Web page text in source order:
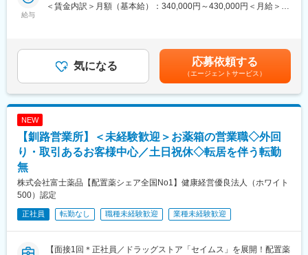
■当社の特徴：
1996年の創業から地域の皆様へ健康に関するサービスを提供する
「クリオネ薬局」を道内に展開してまいりました。調剤業務で
求められています。クリオネ薬局は健康をサポートする薬局を目
指し、医療・介護の知識レベルの向上にも日々取組んでいます。
供を通して社会に貢献し、地域の人々から高い信頼と満足を得る
調剤ネットワークを創造することを理念に掲げております。
給与
＜賃金内訳＞月額（基本給）：340,000円～430,000円＜月給＞
月）■賞与：年2回（7月、12月）※過去実績3ヶ月分■年収例：550
万円（30歳）、650万円（40歳）賃金はあくまでも目安の金額で
あり、選考を通じて上下する可能性があります。月給(月額)は固定
手当を含めた表記です。
気になる 応募依頼する
（エージェントサービス）
NEW
【釧路営業所】＜未経験歓迎＞お薬箱の営業職◇外回
り・取引あるお客様中心／土日祝休◇転居を伴う転勤
無
株式会社富士薬品【配置薬シェア全国No1】健康経営優良法人（ホワイト
500）認定
正社員 転勤なし 職種未経験歓迎 業種未経験歓迎
【面接1回＊正社員／ドラッグストア「セイムス」を展開！配置薬